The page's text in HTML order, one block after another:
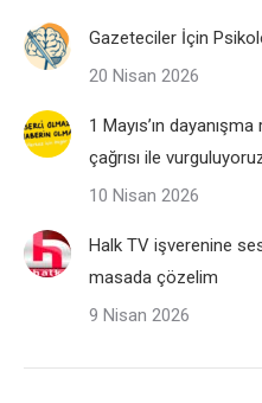
Gazeteciler İçin
20 Nisan 2026
1 Mayıs’ın
çağrısı ile
10 Nisan 2026
Halk TV işverenine
masada çözelim
9 Nisan 2026